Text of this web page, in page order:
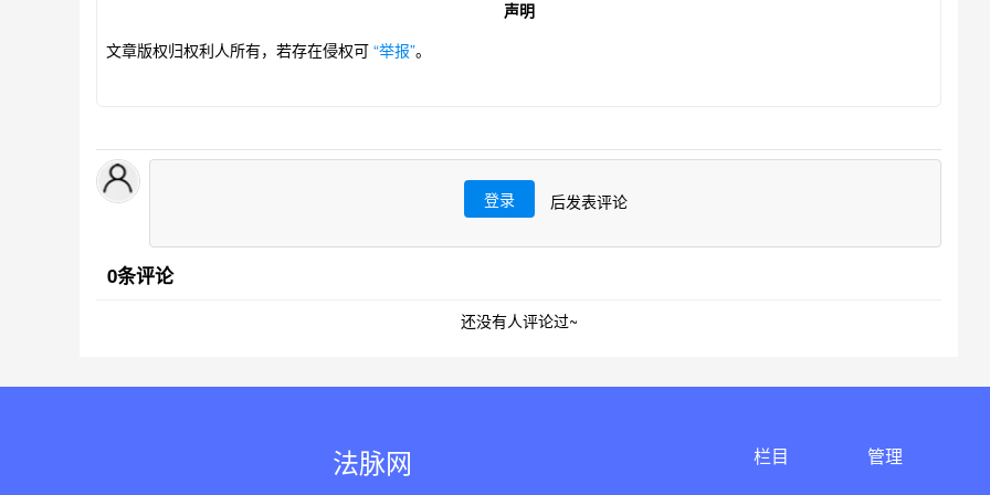
声明
文章版权归权利人所有，若存在侵权可 “举报”。
登录 后发表评论
0条评论
还没有人评论过~
法脉网 栏目 管理